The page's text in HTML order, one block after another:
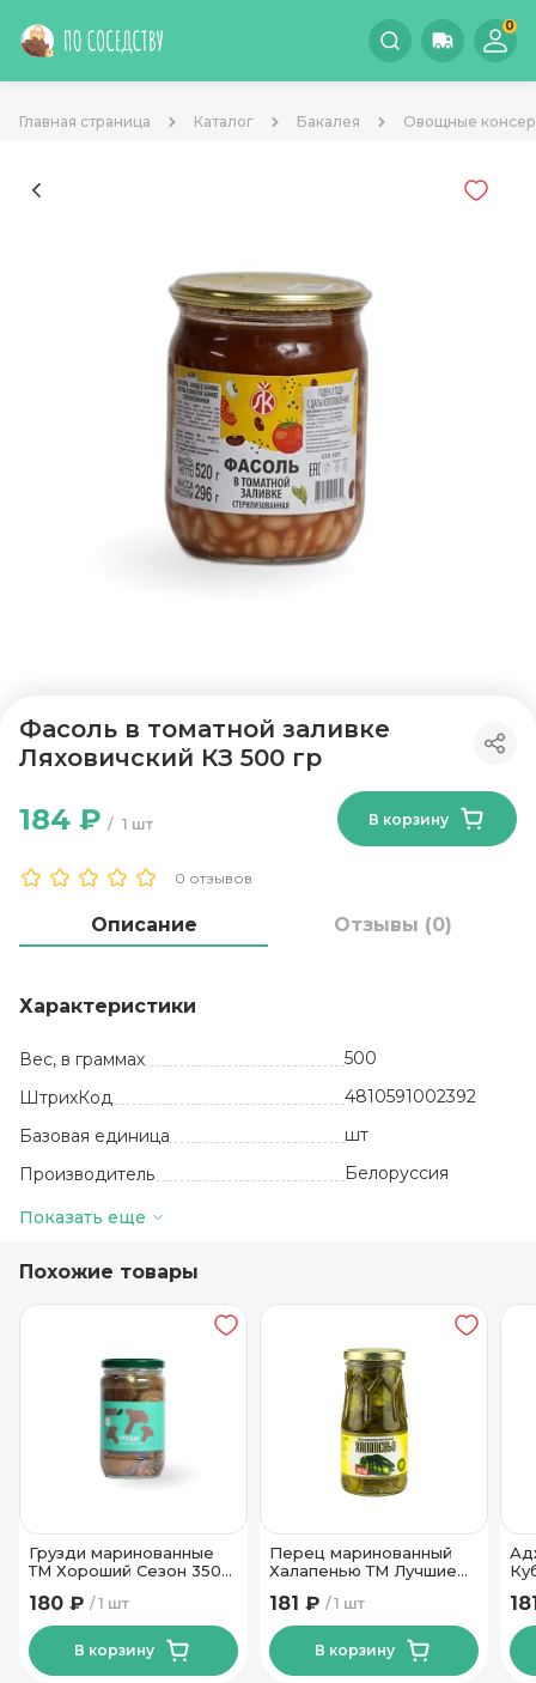
0
Главная страница Каталог Бакалея Овощные
Фасоль в томатной заливке
Ляховичский КЗ 500 гр
0 отзывов
1 шт
184 ₽ В корзину
Описание Отзывы (0)
Характеристики
Вес, в граммах
500
ШтрихКод
4810591002392
Базовая единица
шт
Производитель
Белоруссия
Количество в упаковке
Температура хранения
Показать еще
Похожие товары
Грузди маринованные
ТМ Хороший Сезон 350
1 шт
180 ₽
В корзину
Перец маринованный
Халапенью ТМ Лучшие
1 шт
181 ₽
В корзину